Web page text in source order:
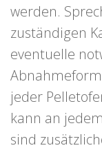
werden.
zuständigen
eventuelle
jeder
kann an
sind